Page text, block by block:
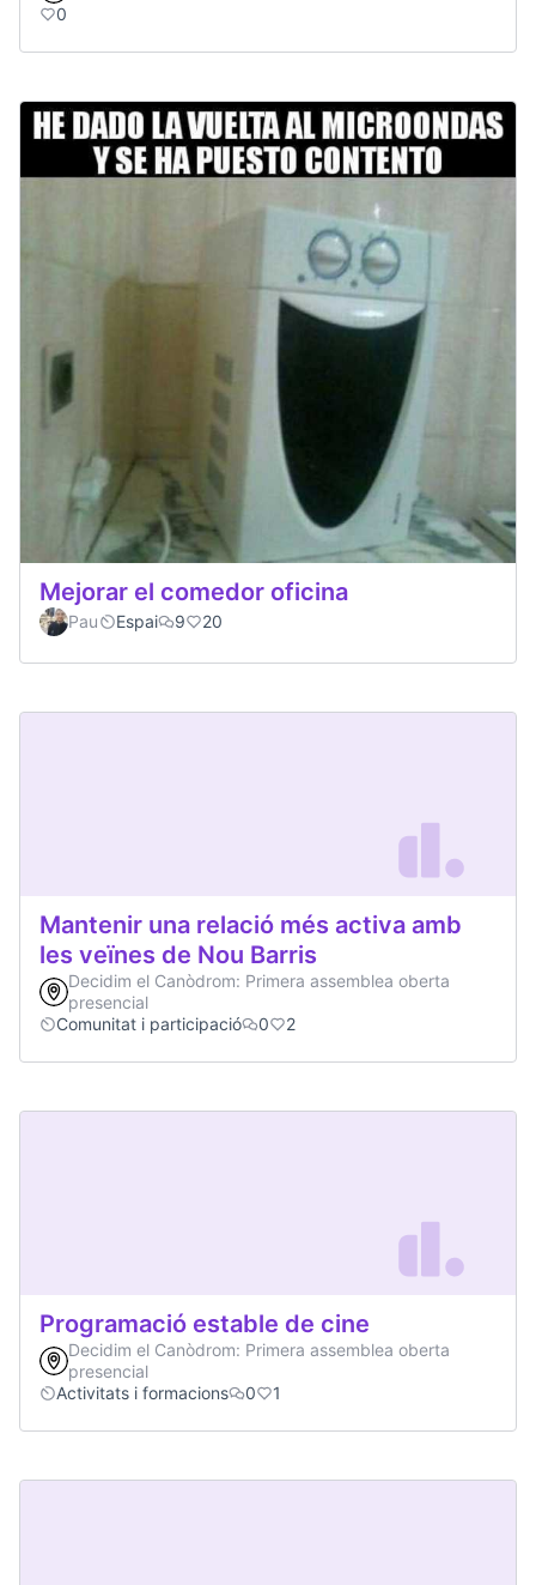
0
Mejorar el comedor oficina
Pau Espai 9 20
Mantenir una relació més activa amb
les veïnes de Nou Barris
Decidim el Canòdrom: Primera assemblea oberta
presencial
Comunitat i participació
0 2
Programació estable de cine
Decidim el Canòdrom: Primera assemblea oberta
presencial
Activitats i formacions
0 1